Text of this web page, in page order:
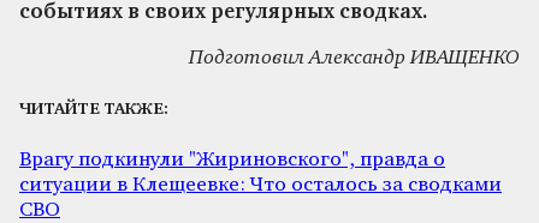
событиях в своих регулярных сводках.
Подготовил Александр ИВАЩЕНКО
ЧИТАЙТЕ ТАКЖЕ:
Врагу подкинули "Жириновского", правда о
ситуации в Клещеевке: Что осталось за сводками
СВО